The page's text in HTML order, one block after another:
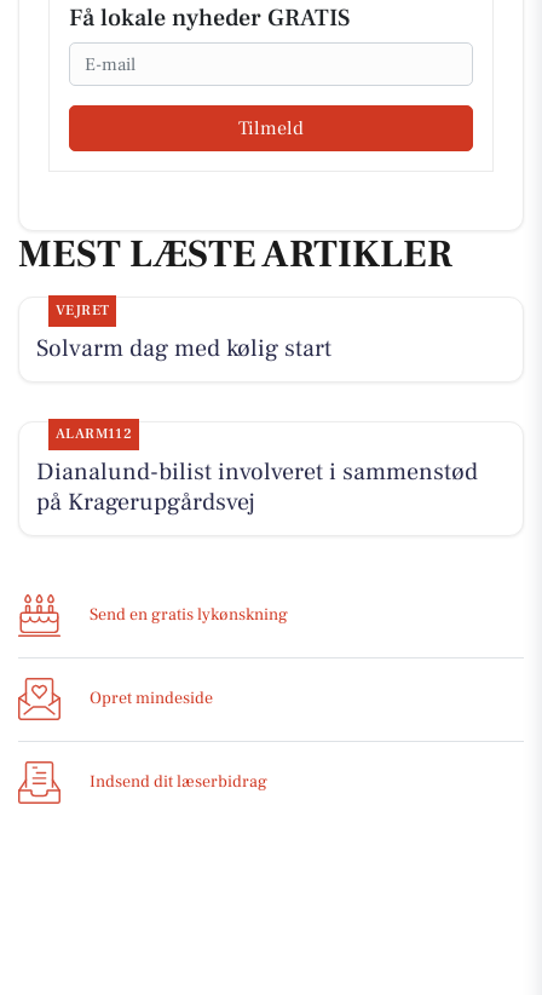
Få lokale nyheder GRATIS
Email
Tilmeld
MEST LÆSTE ARTIKLER
VEJRET
Solvarm dag med kølig start
ALARM112
Dianalund-bilist involveret i sammenstød
på Kragerupgårdsvej
Send en gratis lykønskning
Opret mindeside
Indsend dit læserbidrag